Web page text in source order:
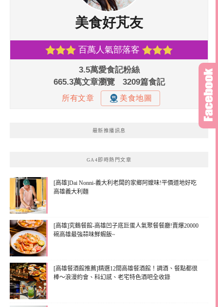
最新推播訊息
GA4即時熱門文章
[高雄]Dai Nonni-義大利老闆的家鄉阿嬤味!平價道地好吃
高雄義大利麵
[高雄]究鶴餐館-高雄凹子底巨蛋人氣聚餐餐廳!賣爆20000
碗高雄最強蒜味鮮蝦飯~
[高雄餐酒館推薦]精選12間高雄餐酒館！調酒、餐點都很
棒～浪漫約會、科幻感、老宅特色酒吧全收錄